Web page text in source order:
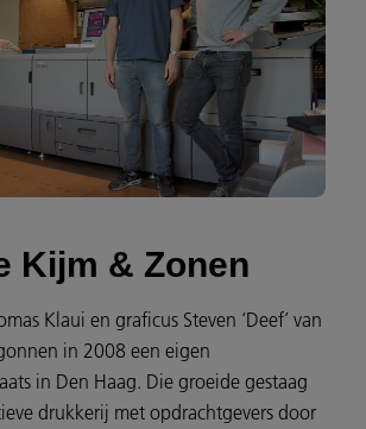
Kijm & Zonen
Klaui en graficus Steven ‘Deef’ van
in 2008 een eigen
in Den Haag. Die groeide gestaag
drukkerij met opdrachtgevers door